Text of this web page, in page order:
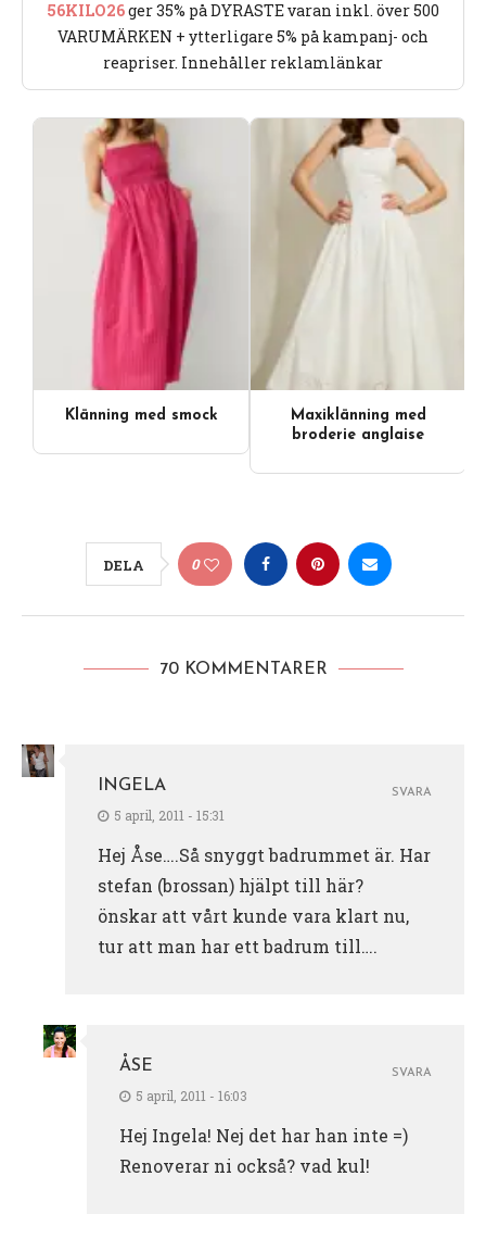
56KILO26ger 35% på DYRASTE varan inkl. över 500
VARUMÄRKEN + ytterligare 5% på kampanj- och
reapriser. Innehåller reklamlänkar
Klänning med smock
Maxiklänning med
broderie anglaise
DELA 0
70 KOMMENTARER
INGELA
5 april, 2011 - 15:31
Hej Åse….Så snyggt badrummet är. Har
stefan (brossan) hjälpt till här?
önskar att vårt kunde vara klart nu,
tur att man har ett badrum till….
SVARA
ÅSE
5 april, 2011 - 16:03
Hej Ingela! Nej det har han inte =)
Renoverar ni också? vad kul!
SVARA